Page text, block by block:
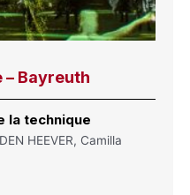
– Bayreuth
la technique
HEEVER, Camilla